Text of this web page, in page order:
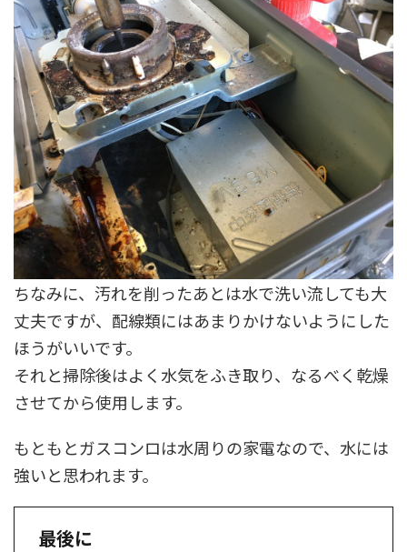
ちなみに、汚れを削ったあとは水で洗い流しても大
丈夫ですが、配線類にはあまりかけないようにした
ほうがいいです。
それと掃除後はよく水気をふき取り、なるべく乾燥
させてから使用します。
もともとガスコンロは水周りの家電なので、水には
強いと思われます。
最後に